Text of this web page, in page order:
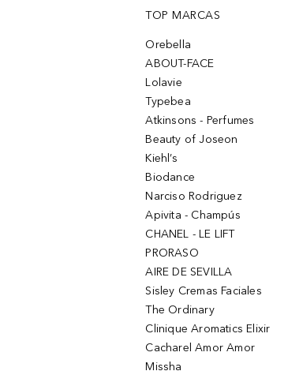
TOP MARCAS
Orebella
ABOUT-FACE
Lolavie
Typebea
Atkinsons - Perfumes
Beauty of Joseon
Kiehl’s
Biodance
Narciso Rodriguez
Apivita - Champús
CHANEL - LE LIFT
PRORASO
AIRE DE SEVILLA
Sisley Cremas Faciales
The Ordinary
Clinique Aromatics Elixir
Cacharel Amor Amor
Missha